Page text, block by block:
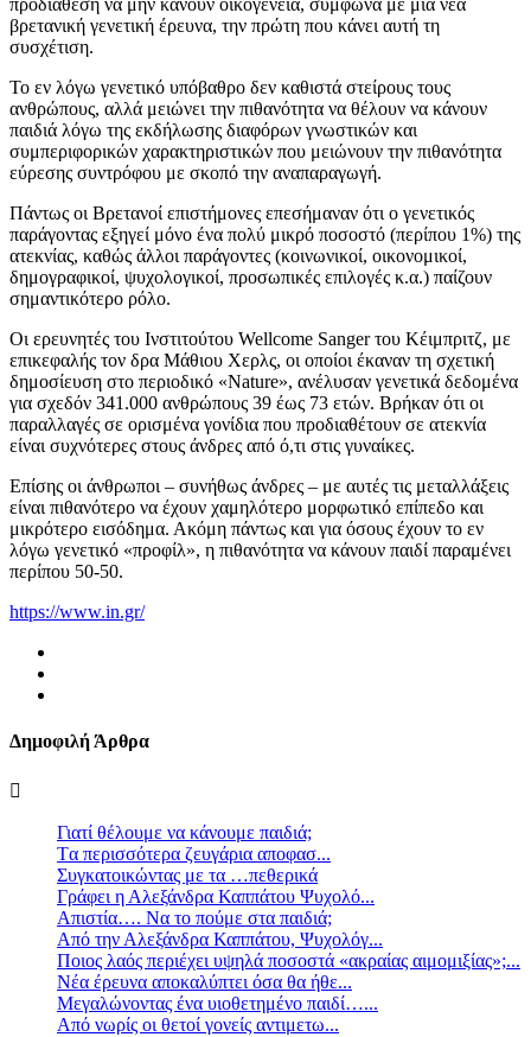
βρετανική γενετική έρευνα, την πρώτη που κάνει αυτή τη
συσχέτιση.
Το εν λόγω γενετικό υπόβαθρο δεν καθιστά στείρους τους
ανθρώπους, αλλά μειώνει την πιθανότητα να θέλουν να κάνουν
παιδιά λόγω της εκδήλωσης διαφόρων γνωστικών και
συμπεριφορικών χαρακτηριστικών που μειώνουν την πιθανότητα
εύρεσης συντρόφου με σκοπό την αναπαραγωγή.
Πάντως οι Βρετανοί επιστήμονες επεσήμαναν ότι ο γενετικός
παράγοντας εξηγεί μόνο ένα πολύ μικρό ποσοστό (περίπου 1%) της
ατεκνίας, καθώς άλλοι παράγοντες (κοινωνικοί, οικονομικοί,
δημογραφικοί, ψυχολογικοί, προσωπικές επιλογές κ.α.) παίζουν
σημαντικότερο ρόλο.
Οι ερευνητές του Ινστιτούτου Wellcome Sanger του Κέιμπριτζ, με
επικεφαλής τον δρα Μάθιου Χερλς, οι οποίοι έκαναν τη σχετική
δημοσίευση στο περιοδικό «Nature», ανέλυσαν γενετικά δεδομένα
για σχεδόν 341.000 ανθρώπους 39 έως 73 ετών. Βρήκαν ότι οι
παραλλαγές σε ορισμένα γονίδια που προδιαθέτουν σε ατεκνία
είναι συχνότερες στους άνδρες από ό,τι στις γυναίκες.
Επίσης οι άνθρωποι – συνήθως άνδρες – με αυτές τις μεταλλάξεις
είναι πιθανότερο να έχουν χαμηλότερο μορφωτικό επίπεδο και
μικρότερο εισόδημα. Ακόμη πάντως και για όσους έχουν το εν
λόγω γενετικό «προφίλ», η πιθανότητα να κάνουν παιδί παραμένει
περίπου 50-50.
https://www.in.gr/
Δημοφιλή Άρθρα
Γιατί θέλουμε να κάνουμε παιδιά;
Tα περισσότερα ζευγάρια αποφασ...
Συγκατοικώντας με τα …πεθερικά
Γράφει η Αλεξάνδρα Καππάτου Ψυχολό...
Απιστία…. Να το πούμε στα παιδιά;
Από την Αλεξάνδρα Καππάτου, Ψυχολόγ...
Ποιος λαός περιέχει υψηλά ποσοστά «ακραίας αιμομιξίας»;...
Νέα έρευνα αποκαλύπτει όσα θα ήθε...
Mεγαλώνοντας ένα υιοθετημένο παιδί…...
Aπό νωρίς οι θετοί γονείς αντιμετω...